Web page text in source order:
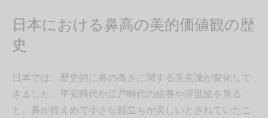
日本における鼻高の美的価値観の歴
史
日本では、歴史的に鼻の高さに関する美意識が変化して
きました。平安時代や江戸時代の絵巻や浮世絵を見る
と、鼻が控えめで小さな顔立ちが美しいとされていたこ